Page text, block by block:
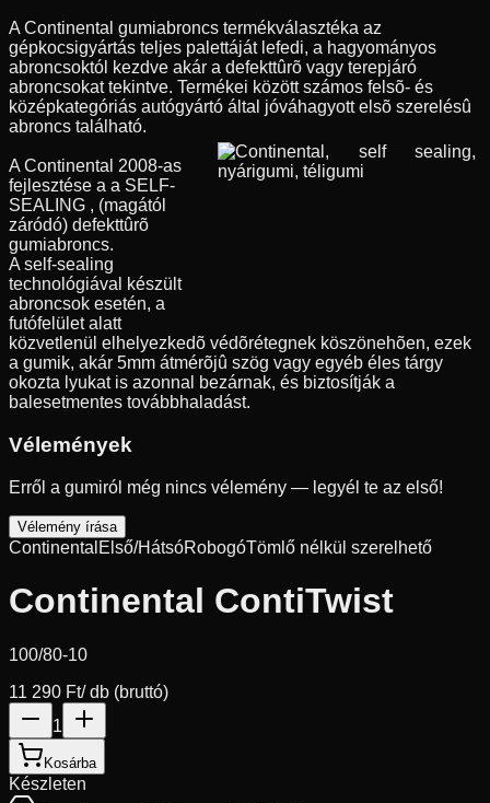
A Continental gumiabroncs termékválasztéka az
gépkocsigyártás teljes palettáját lefedi, a hagyományos
abroncsoktól kezdve akár a defekttûrõ vagy terepjáró
abroncsokat tekintve. Termékei között számos felsõ- és
középkategóriás autógyártó által jóváhagyott elsõ szerelésû
abroncs található.
A Continental 2008-as
fejlesztése a a SELF-
SEALING , (magától
záródó) defekttûrõ
gumiabroncs.
A self-sealing
technológiával készült
abroncsok esetén, a
futófelület alatt
közvetlenül elhelyezkedõ védõrétegnek köszönehõen, ezek
a gumik, akár 5mm átmérõjû szög vagy egyéb éles tárgy
okozta lyukat is azonnal bezárnak, és biztosítják a
balesetmentes továbbhaladást.
Vélemények
Erről a gumiról még nincs vélemény — legyél te az első!
Vélemény írása
Continental Első/HátsóRobogóTömlő nélkül szerelhető
Continental ContiTwist
100/80-10
11 290 Ft/ db (bruttó)
1
Kosárba
Készleten